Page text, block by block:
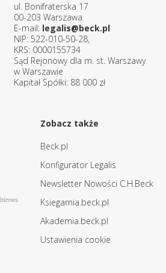
ul. Bonifraterska 17
00-203 Warszawa
E-mail: legalis@beck.pl
NIP: 522-010-50-28,
KRS: 0000155734
Sąd Rejonowy dla m. st. Warszawy
w Warszawie
Kapitał Spółki: 88 000 zł
Zobacz także
Beck.pl
Konfigurator Legalis
Newsletter Nowości C.H.Beck
Ksiegarnia.beck.pl
Akademia.beck.pl
Ustawienia cookie